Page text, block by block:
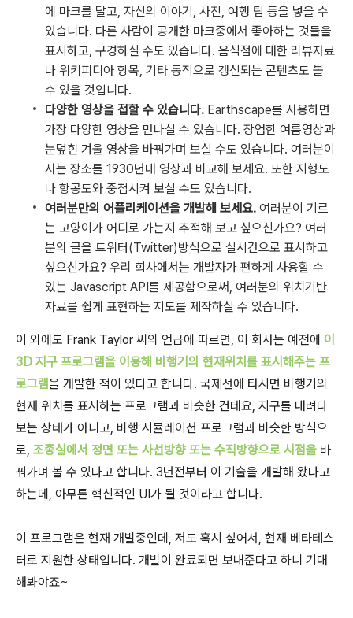
에 마크를 달고, 자신의 이야기, 사진, 여행 팁 등을 넣을 수
있습니다. 다른 사람이 공개한 마크중에서 좋아하는 것들을
표시하고, 구경하실 수도 있습니다. 음식점에 대한 리뷰자료
나 위키피디아 항목, 기타 동적으로 갱신되는 콘텐츠도 볼
수 있을 것입니다.
다양한 영상을 접할 수 있습니다. Earthscape를 사용하면
가장 다양한 영상을 만나실 수 있습니다. 장엄한 여름영상과
눈덮힌 겨울 영상을 바꿔가며 보실 수도 있습니다. 여러분이
사는 장소를 1930년대 영상과 비교해 보세요. 또한 지형도
나 항공도와 중첩시켜 보실 수도 있습니다.
여러분만의 어플리케이션을 개발해 보세요. 여러분이 기르
는 고양이가 어디로 가는지 추적해 보고 싶으신가요? 여러
분의 글을 트위터(Twitter)방식으로 실시간으로 표시하고
싶으신가요? 우리 회사에서는 개발자가 편하게 사용할 수
있는 Javascript API를 제공함으로써, 여러분의 위치기반
자료를 쉽게 표현하는 지도를 제작하실 수 있습니다.
이 외에도 Frank Taylor 씨의 언급에 따르면, 이 회사는 예전에 이
3D 지구 프로그램을 이용해 비행기의 현재위치를 표시해주는 프
로그램을 개발한 적이 있다고 합니다. 국제선에 타시면 비행기의
현재 위치를 표시하는 프로그램과 비슷한 건데요, 지구를 내려다
보는 상태가 아니고, 비행 시뮬레이션 프로그램과 비슷한 방식으
로, 조종실에서 정면 또는 사선방향 또는 수직방향으로 시점을 바
꿔가며 볼 수 있다고 합니다. 3년전부터 이 기술을 개발해 왔다고
하는데, 아무튼 혁신적인 UI가 될 것이라고 합니다.
이 프로그램은 현재 개발중인데, 저도 혹시 싶어서, 현재 베타테스
터로 지원한 상태입니다. 개발이 완료되면 보내준다고 하니 기대
해봐야죠~